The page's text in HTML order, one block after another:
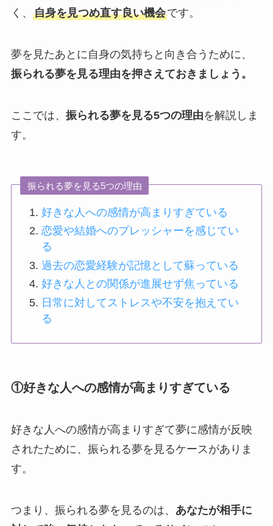
く、 自身を見つめ直す良い機会です。
夢を見たあとに自身の気持ちと向き合うために、
振られる夢を見る理由を押さえておきましょう。
ここでは、 振られる夢を見る5つの理由を解説しま
す。
振られる夢を見る5つの理由
好きな人への感情が高まりすぎている
恋愛や結婚へのプレッシャーを感じてい
る
過去の恋愛経験が記憶として蘇っている
好きな人との関係が進展せず焦っている
日常に対してストレスや不安を抱えてい
る
①好きな人への感情が高まりすぎている
好きな人への感情が高まりすぎて夢に感情が反映
されたために、振られる夢を見るケースがありま
す。
つまり、振られる夢を見るのは、 あなたが相手に